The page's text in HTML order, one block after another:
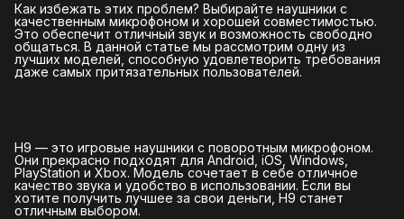
Как избежать этих проблем? Выбирайте наушники с
качественным микрофоном и хорошей совместимостью.
Это обеспечит отличный звук и возможность свободно
общаться. В данной статье мы рассмотрим одну из
лучших моделей, способную удовлетворить требования
даже самых притязательных пользователей.
H9 — это игровые наушники с поворотным микрофоном.
Они прекрасно подходят для Android, iOS, Windows,
PlayStation и Xbox. Модель сочетает в себе отличное
качество звука и удобство в использовании. Если вы
хотите получить лучшее за свои деньги, H9 станет
отличным выбором.